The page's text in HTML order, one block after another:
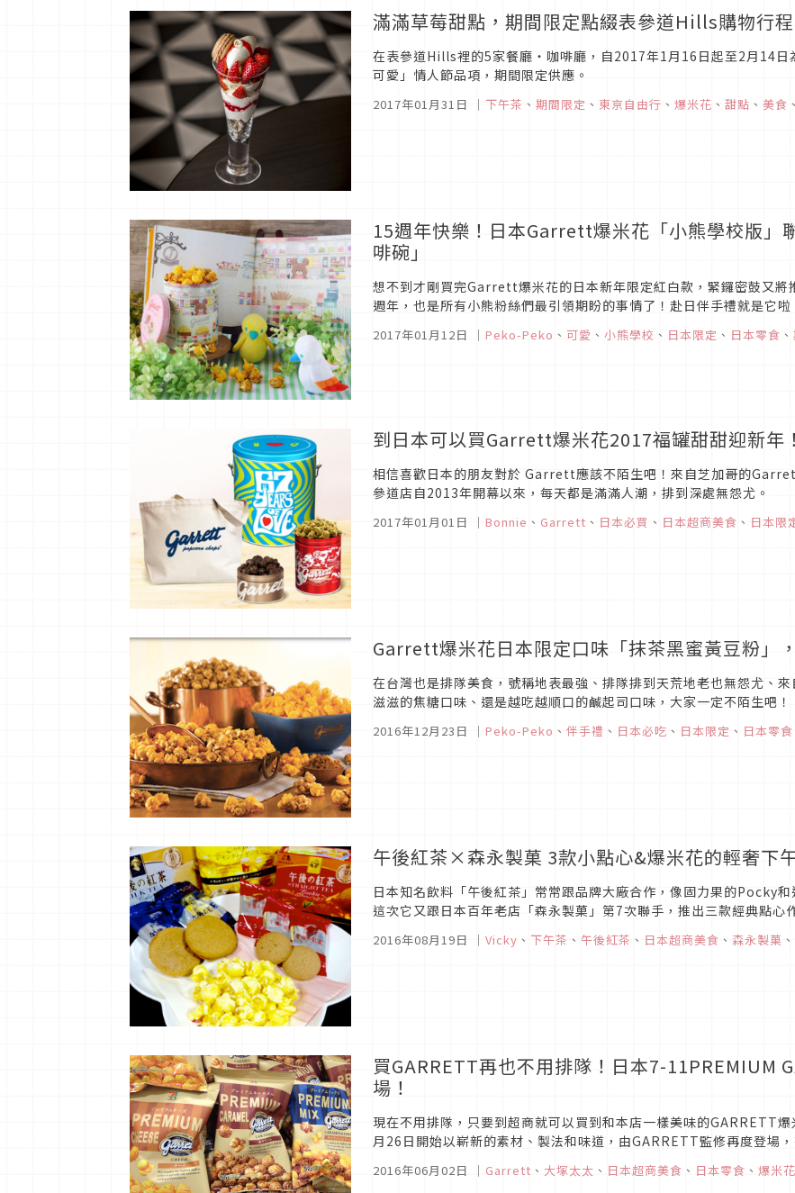
滿滿草莓甜點，期間限定點綴表參道Hills購物行程
在表參道Hills裡的5家餐廳・咖啡廳，自2017年1月16日起至2月14日
可愛」情人節品項，期間限定供應。
2017年01月31日 ｜ 下午茶 、 期間限定 、 東京自由行 、 爆米花 、 甜點 、 美食 、
15週年快樂！日本Garrett爆米花「小熊學校版」
啡碗」
想不到才剛買完Garrett爆米花的日本新年限定紅白款，緊鑼密鼓又將
週年，也是所有小熊粉絲們最引領期盼的事情了！赴日伴手禮就是它啦
2017年01月12日 ｜ Peko-Peko 、 可愛 、 小熊學校 、 日本限定 、 日本零食 、
到日本可以買Garrett爆米花2017福罐甜甜迎新年！
相信喜歡日本的朋友對於 Garrett應該不陌生吧！來自芝加哥的
參道店自2013年開幕以來，每天都是滿滿人潮，排到深處無怨尤。
2017年01月01日 ｜ Bonnie 、 Garrett 、 日本必買 、 日本超商美食 、 日本限
Garrett爆米花日本限定口味「抹茶黑蜜黃豆粉」
在台灣也是排隊美食，號稱地表最強、排隊排到天荒地老也無怨尤、
滋滋的焦糖口味、還是越吃越順口的鹹起司口味，大家一定不陌生吧！
2016年12月23日 ｜ Peko-Peko 、 伴手禮 、 日本必吃 、 日本限定 、 日本零食
午後紅茶×森永製菓 3款小點心&爆米花的輕奢下
日本知名飲料「午後紅茶」常常跟品牌大廠合作，像固力果的Pocky
這次它又跟日本百年老店「森永製菓」第7次聯手，推出三款經典點
2016年08月19日 ｜ Vicky 、 下午茶 、 午後紅茶 、 日本超商美食 、 森永製菓 、
買GARRETT再也不用排隊！日本7-11PREMIUM
場！
現在不用排隊，只要到超商就可以買到和本店一樣美味的GARRETT
月26日開始以嶄新的素材、製法和味道，由GARRETT監修再度登場
2016年06月02日 ｜ Garrett 、 大塚太太 、 日本超商美食 、 日本零食 、 爆米花